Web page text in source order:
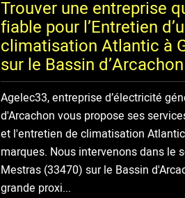
Trouver une entreprise
fiable pour l’Entretien
climatisation Atlantic à
sur le Bassin d’Arcachon
Agelec33, entreprise d’électricité
d'Arcachon vous propose ses
et l'entretien de climatisation
marques. Nous intervenons dans le
Mestras (33470) sur le Bassin
grande proxi...